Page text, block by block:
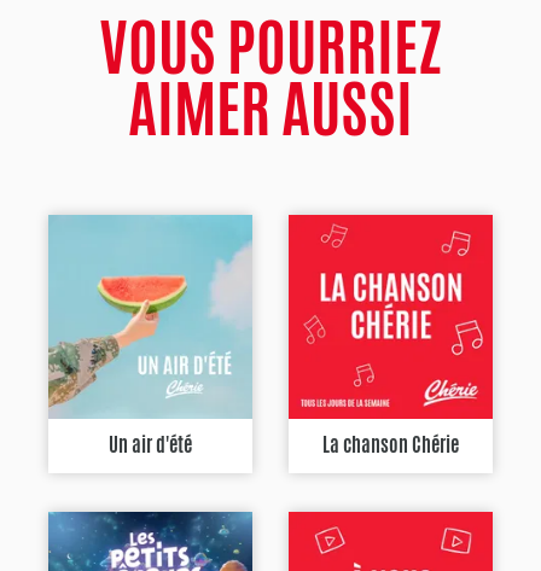
VOUS POURRIEZ
AIMER AUSSI
Un air d'été La chanson Chérie